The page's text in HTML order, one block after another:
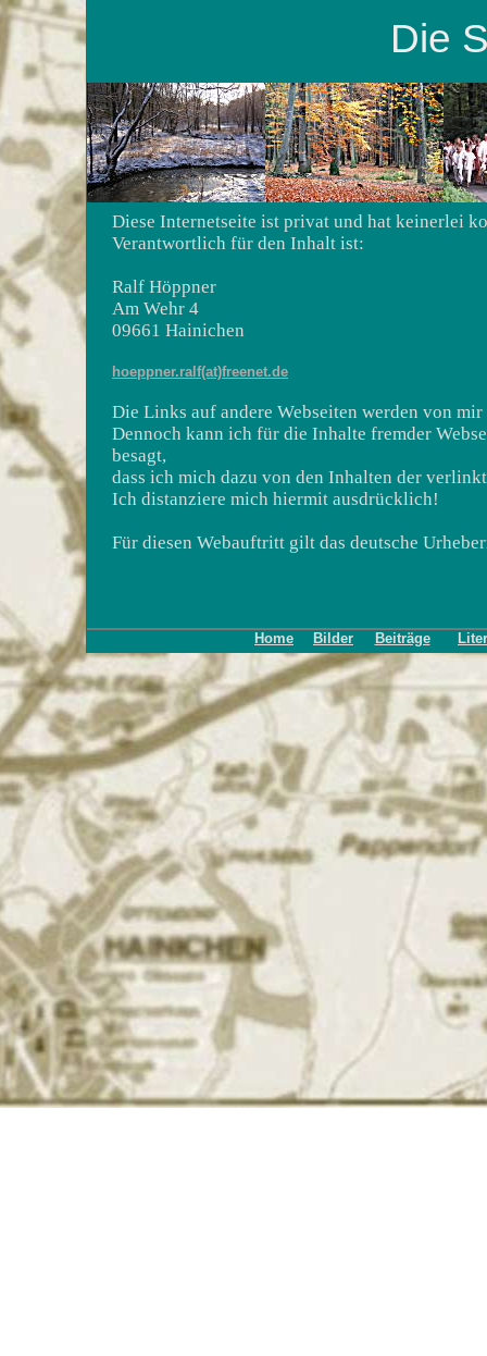
Die
Diese Internetseite ist privat und hat keinerlei
Verantwortlich für den Inhalt ist:
Ralf Höppner
Am Wehr 4
09661 Hainichen
hoeppner.ralf(at)freenet.de
Die Links auf andere Webseiten werden von
Dennoch kann ich für die Inhalte fremder
besagt,
dass ich mich dazu von den Inhalten der
Ich distanziere mich hiermit ausdrücklich!
Für diesen Webauftritt gilt das deutsche
Home Bilder Beiträge